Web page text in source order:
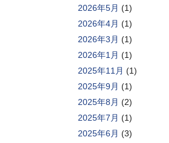
2026年5月 (1)
2026年4月 (1)
2026年3月 (1)
2026年1月 (1)
2025年11月 (1)
2025年9月 (1)
2025年8月 (2)
2025年7月 (1)
2025年6月 (3)